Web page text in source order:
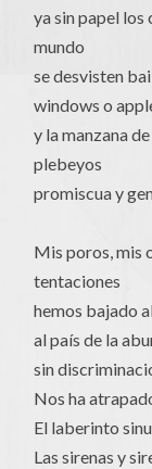
ya sin papel
mundo
se desvisten
windows o
y la manzana
plebeyos
promiscua y
Mis poros, mis
tentaciones
hemos bajado
al país de la
sin
Nos ha
El laberinto
Las sirenas y